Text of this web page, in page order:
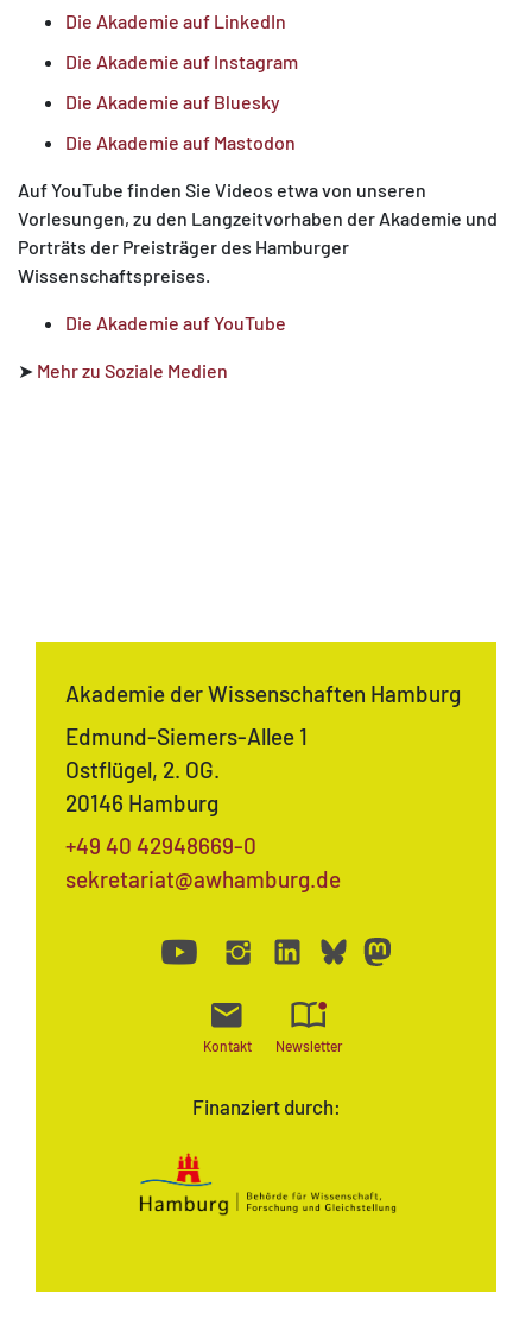
Die Akademie auf LinkedIn
Die Akademie auf Instagram
Die Akademie auf Bluesky
Die Akademie auf Mastodon
Auf YouTube finden Sie Videos etwa von unseren
Vorlesungen, zu den Langzeitvorhaben der Akademie und
Porträts der Preisträger des Hamburger
Wissenschaftspreises.
Die Akademie auf YouTube
➤ Mehr zu Soziale Medien
Finanziert durch:
Akademie der Wissenschaften Hamburg
Edmund-Siemers-Allee 1
Ostflügel, 2. OG.
20146 Hamburg
+49 40 42948669-0
sekretariat@awhamburg.de
Kontakt Newsletter